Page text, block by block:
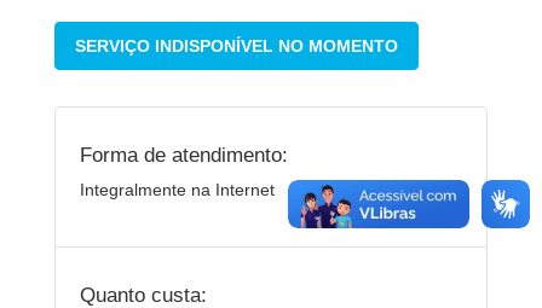
SERVIÇO INDISPONÍVEL NO MOMENTO
Forma de atendimento:
Integralmente na Internet
Quanto custa: